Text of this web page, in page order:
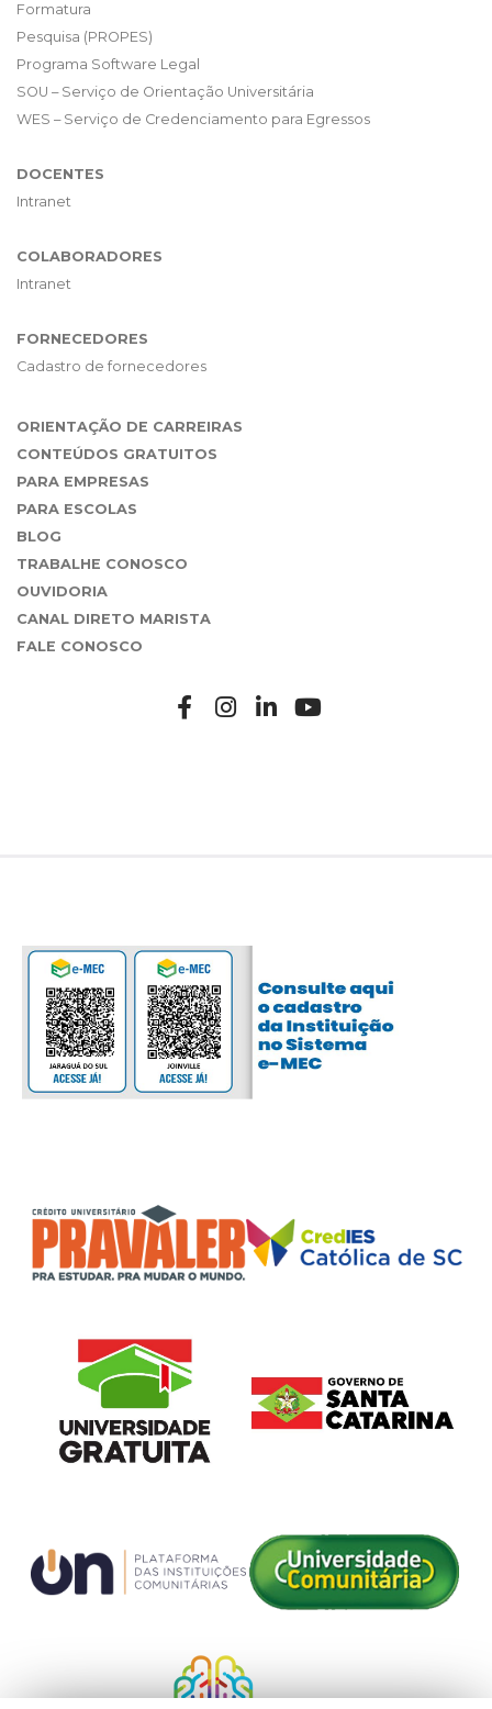
Formatura
Pesquisa (PROPES)
Programa Software Legal
SOU – Serviço de Orientação Universitária
WES – Serviço de Credenciamento para Egressos
DOCENTES
Intranet
COLABORADORES
Intranet
FORNECEDORES
Cadastro de fornecedores
ORIENTAÇÃO DE CARREIRAS
CONTEÚDOS GRATUITOS
PARA EMPRESAS
PARA ESCOLAS
BLOG
TRABALHE CONOSCO
OUVIDORIA
CANAL DIRETO MARISTA
FALE CONOSCO